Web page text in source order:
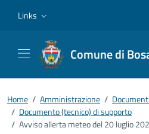
Links
Comune di
Home / Amministrazione /
/ Documento (tecnico) di supporto
/ Avviso allerta meteo del 20 luglio